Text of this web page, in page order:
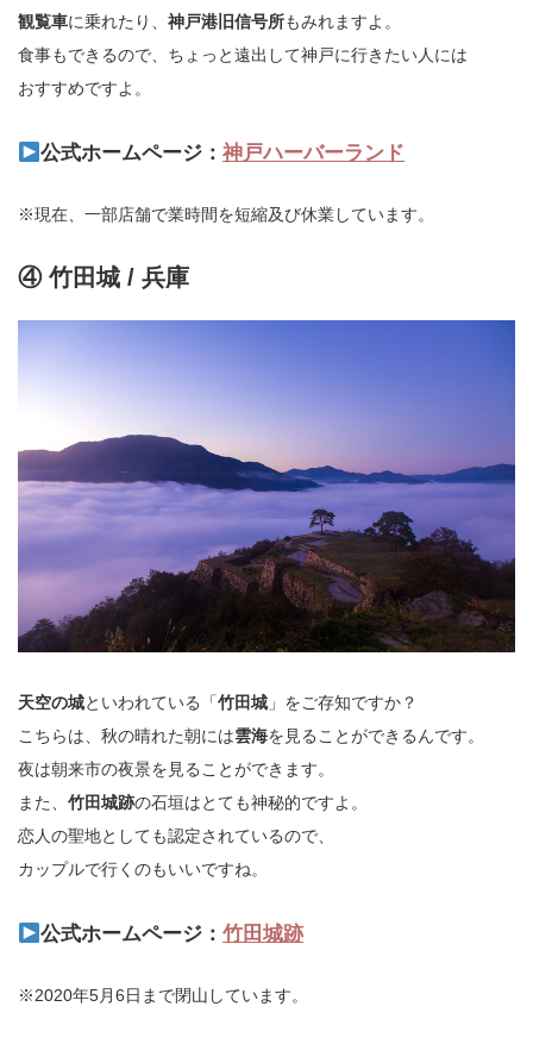
観覧車に乗れたり、 神戸港旧信号所もみれますよ。
食事もできるので、ちょっと遠出して神戸に行きたい人には
おすすめですよ。
公式ホームページ：神戸ハーバーランド
※現在、一部店舗で業時間を短縮及び休業しています。
④ 竹田城 / 兵庫
天空の城といわれている「竹田城 」をご存知ですか？
こちらは、秋の晴れた朝には雲海を見ることができるんです。
夜は朝来市の夜景を見ることができます。
また、 竹田城跡の石垣はとても神秘的ですよ。
恋人の聖地としても認定されているので、
カップルで行くのもいいですね。
公式ホームページ：竹田城跡
※2020年5月6日まで閉山しています。